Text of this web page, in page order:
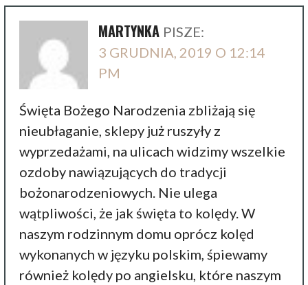
MARTYNKA PISZE:
3 GRUDNIA, 2019 O 12:14
PM
Święta Bożego Narodzenia zbliżają się
nieubłaganie, sklepy już ruszyły z
wyprzedażami, na ulicach widzimy wszelkie
ozdoby nawiązujących do tradycji
bożonarodzeniowych. Nie ulega
wątpliwości, że jak święta to kolędy. W
naszym rodzinnym domu oprócz kolęd
wykonanych w języku polskim, śpiewamy
również kolędy po angielsku, które naszym